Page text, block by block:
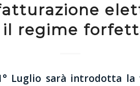
il regime
Luglio sarà introdotta la